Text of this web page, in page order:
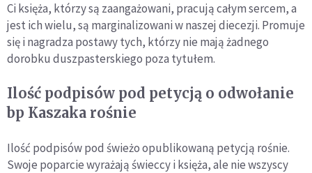
Ci księża, którzy są zaangażowani, pracują całym sercem, a
jest ich wielu, są marginalizowani w naszej diecezji. Promuje
się i nagradza postawy tych, którzy nie mają żadnego
dorobku duszpasterskiego poza tytułem.
Ilość podpisów pod petycją o odwołanie
bp Kaszaka rośnie
Ilość podpisów pod świeżo opublikowaną petycją rośnie.
Swoje poparcie wyrażają świeccy i księża, ale nie wszyscy